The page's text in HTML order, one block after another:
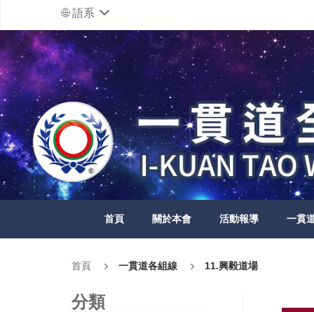
語系
首頁 關於本會 活動報導 一貫
首頁 一貫道各組線 11.興毅道場
分類